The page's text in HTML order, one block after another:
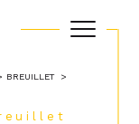
BREUILLET